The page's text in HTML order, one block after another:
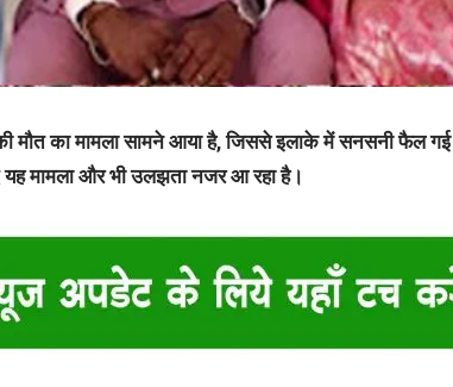
मौत का मामला सामने आया है, जिससे इलाके में सनसनी फैल गई
मामला और भी उलझता नजर आ रहा है।